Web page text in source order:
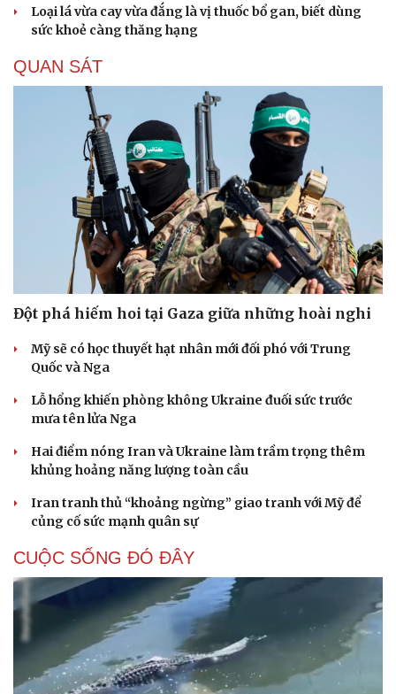
Loại lá vừa cay vừa đắng là vị thuốc bổ gan, biết dùng
sức khoẻ càng thăng hạng
QUAN SÁT
Đột phá hiếm hoi tại Gaza giữa những hoài nghi
Mỹ sẽ có học thuyết hạt nhân mới đối phó với Trung
Quốc và Nga
Lỗ hổng khiến phòng không Ukraine đuối sức trước
mưa tên lửa Nga
Hai điểm nóng Iran và Ukraine làm trầm trọng thêm
khủng hoảng năng lượng toàn cầu
Iran tranh thủ “khoảng ngừng” giao tranh với Mỹ để
củng cố sức mạnh quân sự
CUỘC SỐNG ĐÓ ĐÂY